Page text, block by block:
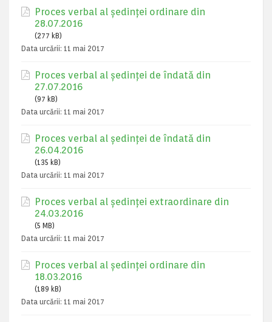
Proces verbal al ședinței ordinare din
28.07.2016
(277 kB)
Data urcării: 11 mai 2017
Proces verbal al ședinței de îndată din
27.07.2016
(97 kB)
Data urcării: 11 mai 2017
Proces verbal al ședinței de îndată din
26.04.2016
(135 kB)
Data urcării: 11 mai 2017
Proces verbal al ședinței extraordinare din
24.03.2016
(5 MB)
Data urcării: 11 mai 2017
Proces verbal al ședinței ordinare din
18.03.2016
(189 kB)
Data urcării: 11 mai 2017